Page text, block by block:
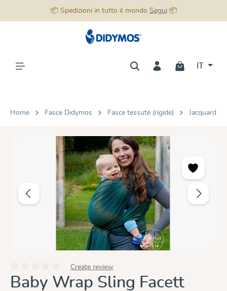
📦 Spedizioni in tutto il mondo Segui📦
Home Fasce Didymos Fasce tessute (rigide) Jacquard
Salta la galleria di immagini
Valutazione media di 0 su 5 stelle
Create review
Baby Wrap Sling Facett